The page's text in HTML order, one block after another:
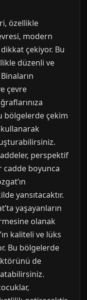
özellikle
modern
çekiyor. Bu
düzenli ve
çevre
bölgelerde çekim
perspektif
cadde boyunca
yansıtacaktır.
yaşayanların
olanak
kaliteli ve lüks
Bu bölgelerde
de